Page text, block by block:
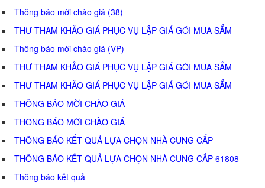
Thông báo mời chào giá (38)
THƯ THAM KHẢO GIÁ PHỤC VỤ LẬP GIÁ GÓI MUA SẮM
Thông báo mời chào giá (VP)
THƯ THAM KHẢO GIÁ PHỤC VỤ LẬP GIÁ GÓI MUA SẮM
THƯ THAM KHẢO GIÁ PHỤC VỤ LẬP GIÁ GÓI MUA SẮM
THÔNG BÁO MỜI CHÀO GIÁ
THÔNG BÁO MỜI CHÀO GIÁ
THÔNG BÁO KẾT QUẢ LỰA CHỌN NHÀ CUNG CẤP
THÔNG BÁO KẾT QUẢ LỰA CHỌN NHÀ CUNG CẤP 61808
Thông báo kết quả